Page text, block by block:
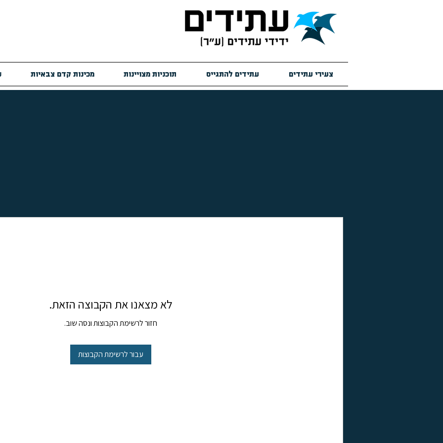
צעירי עתידים עתידים להתגייס תוכניות מצויינות מכינות קדם צבאיות
לא מצאנו את הקבוצה הזאת.
חזור לרשימת הקבוצות ונסה שוב.
עבור לרשימת הקבוצות